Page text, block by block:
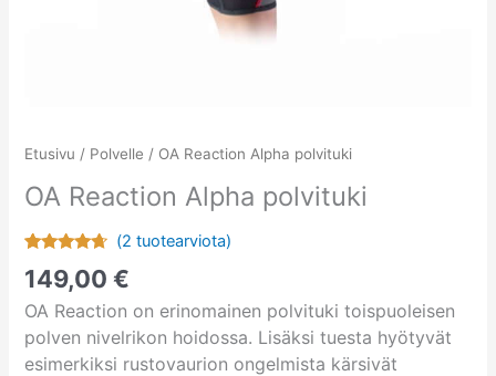
Etusivu / Polvelle / OA Reaction Alpha polvituki
OA Reaction Alpha polvituki
Arvio
4.50
perustuen
2
asiakkaan
arvotukseen.
(2 tuotearviota)
149,00€
OA Reaction on erinomainen polvituki toispuoleisen
polven nivelrikon hoidossa. Lisäksi tuesta hyötyvät
esimerkiksi rustovaurion ongelmista kärsivät